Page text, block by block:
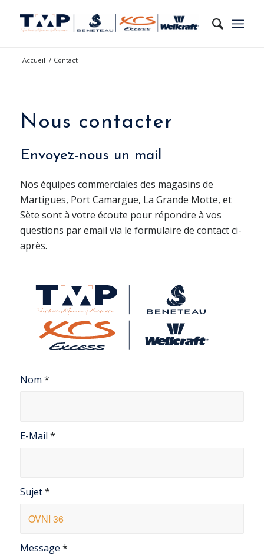
Accueil / Contact
Nous contacter
Envoyez-nous un mail
Nos équipes commerciales des magasins de
Martigues, Port Camargue, La Grande Motte, et
Sète sont à votre écoute pour répondre à vos
questions par email via le formulaire de contact ci-
après.
Nom *
E-Mail *
Sujet*
Message *